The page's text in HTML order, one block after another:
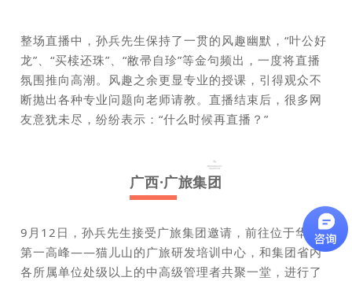
整场直播中，孙兵先生保持了一贯的风趣幽默，“叶公好
龙”、“买椟还珠”、“敝帚自珍”等金句频出， 一度将直播
氛围推向高潮。风趣之余更显专业的授课，引得观众不
断抛出各种专业问题向老师请教。直播结束后，很多网
友意犹未尽，纷纷表示：“什么时候再直播？”
广西·广旅集团
9月12日，孙兵先生接受广旅集团邀请，前往位于华南
第一高峰——猫儿山的广旅研发培训中心，和集团省内
各所属单位处级以上的中高级管理者共聚一堂，进行了